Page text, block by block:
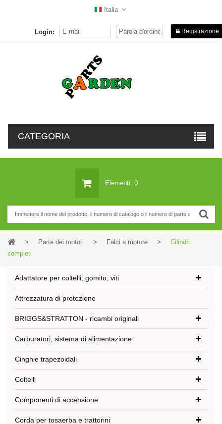
Italia
Login: Registrazione
CATEGORIA
Elementi: 0
> Parte dei motori > Falci a motore >
Cilindri
completi
Adattatore per coltelli, gomito, viti
Attrezzatura di protezione
BRIGGS&STRATTON - ricambi originali
Carburatori, sistema di alimentazione
Cinghie trapezoidali
Coltelli
Componenti di accensione
Corda per tosaerba e trattorini